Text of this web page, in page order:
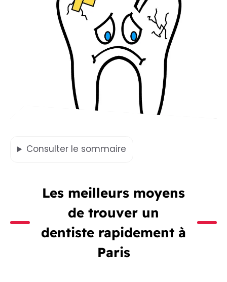
Consulter le sommaire
Les meilleurs moyens
de trouver un
dentiste rapidement à
Paris